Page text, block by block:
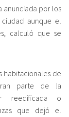
anunciada por los
aunque el
calculó que se
habitacionales de
parte de la
reedificada o
que dejó el